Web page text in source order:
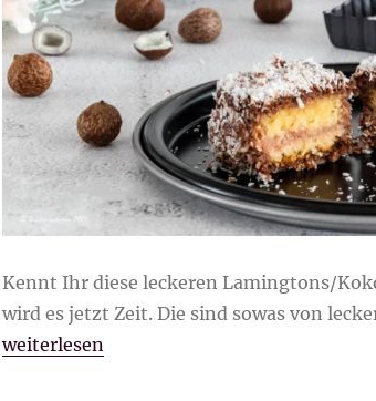
Kennt Ihr diese leckeren Lamingtons/
wird es jetzt Zeit. Die sind sowas von
„Kokoswürfel/Lamingtons“
weiterlesen